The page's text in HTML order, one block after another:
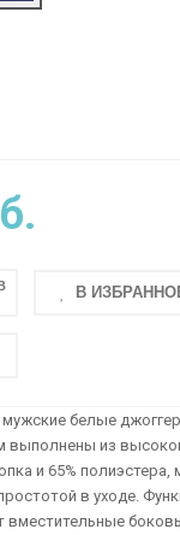
В
белые
выполнены из
и 65%
в уходе.